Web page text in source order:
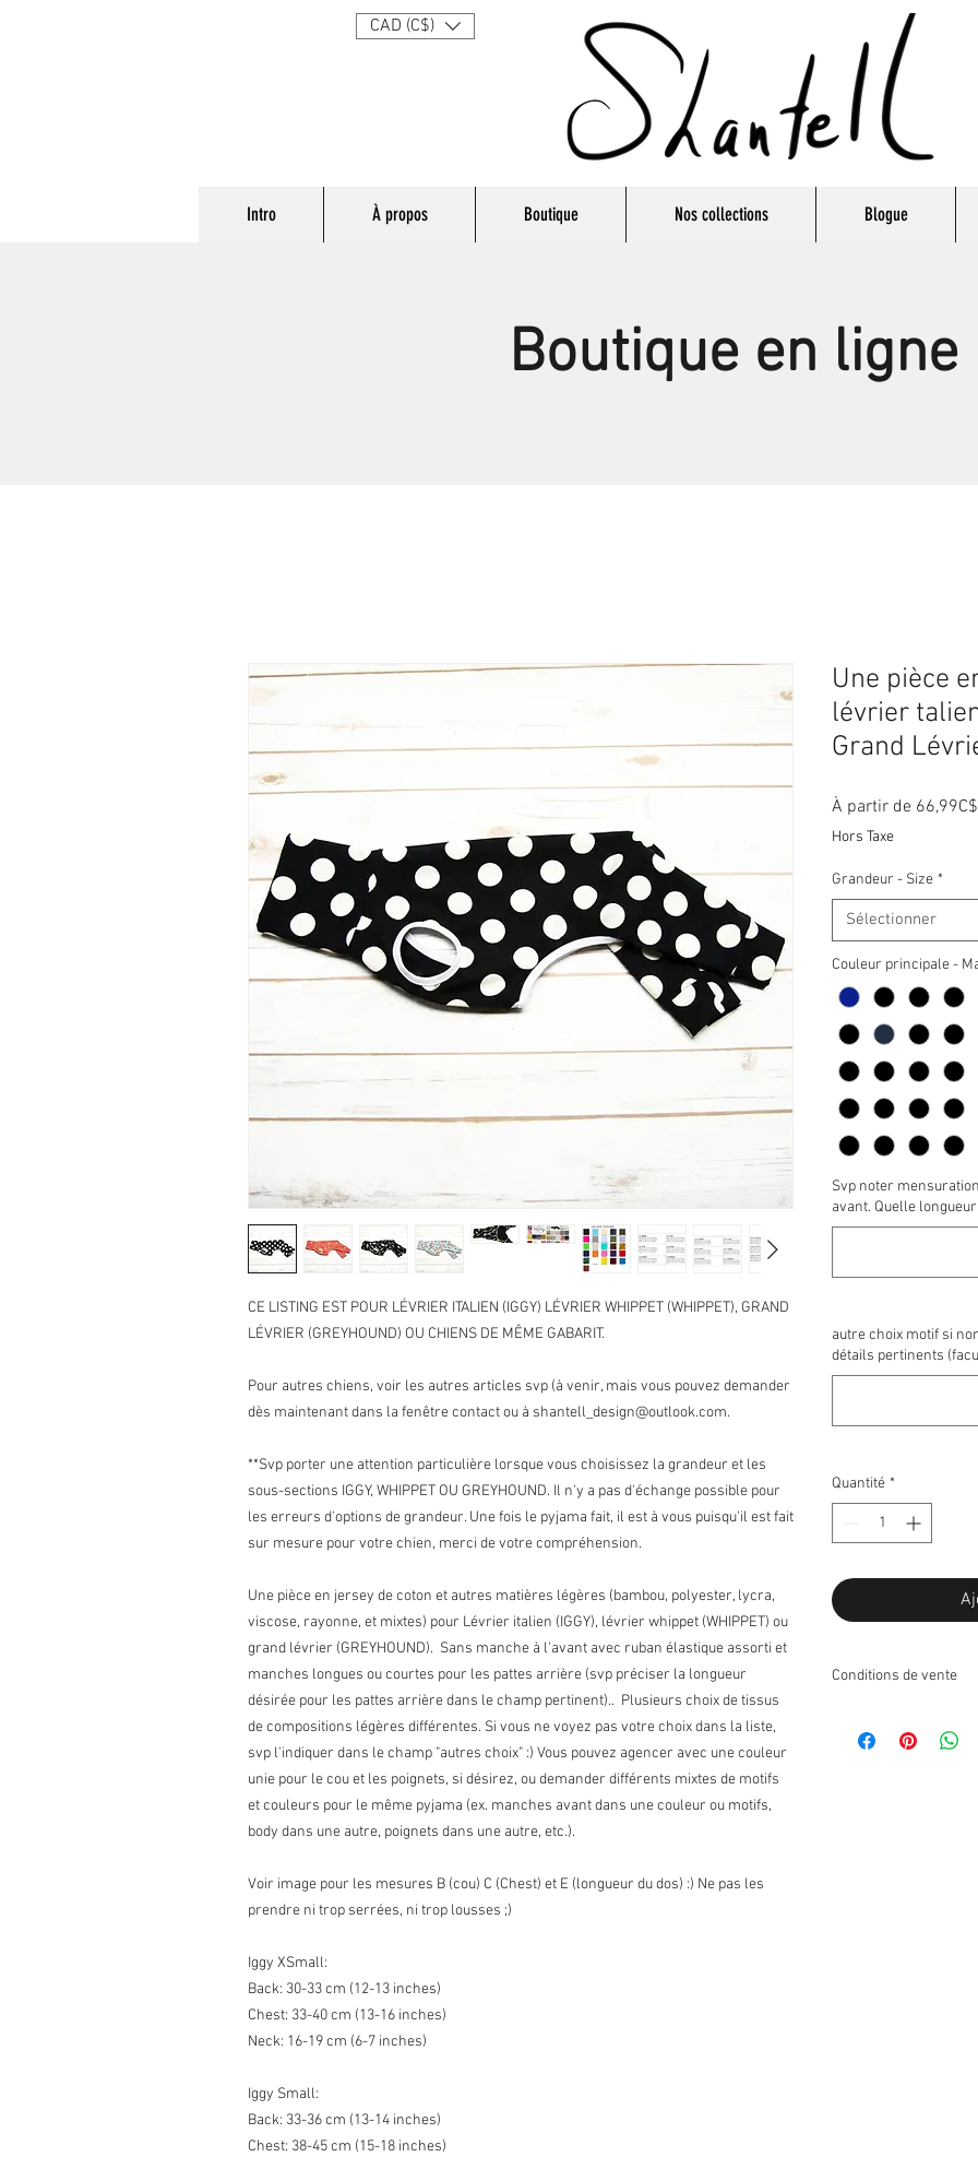
CAD (C$)
Intro À propos Boutique Nos collections Blogue
Boutique en ligne
CE LISTING EST POUR LÉVRIER ITALIEN (IGGY) LÉVRIER WHIPPET (WHIPPET), GRAND
LÉVRIER (GREYHOUND) OU CHIENS DE MÊME GABARIT.
Pour autres chiens, voir les autres articles svp (à venir, mais vous pouvez demander
dès maintenant dans la fenêtre contact ou à shantell_design@outlook.com.
**Svp porter une attention particulière lorsque vous choisissez la grandeur et les
sous-sections IGGY, WHIPPET OU GREYHOUND. Il n'y a pas d'échange possible pour
les erreurs d'options de grandeur. Une fois le pyjama fait, il est à vous puisqu'il est fait
sur mesure pour votre chien, merci de votre compréhension.
Une pièce en jersey de coton et autres matières légères (bambou, polyester, lycra,
viscose, rayonne, et mixtes) pour Lévrier italien (IGGY), lévrier whippet (WHIPPET) ou
grand lévrier (GREYHOUND). Sans manche à l'avant avec ruban élastique assorti et
manches longues ou courtes pour les pattes arrière (svp préciser la longueur
désirée pour les pattes arrière dans le champ pertinent).. Plusieurs choix de tissus
de compositions légères différentes. Si vous ne voyez pas votre choix dans la liste,
svp l'indiquer dans le champ "autres choix" :) Vous pouvez agencer avec une couleur
unie pour le cou et les poignets, si désirez, ou demander différents mixtes de motifs
et couleurs pour le même pyjama (ex. manches avant dans une couleur ou motifs,
body dans une autre, poignets dans une autre, etc.).
Voir image pour les mesures B (cou) C (Chest) et E (longueur du dos) :) Ne pas les
prendre ni trop serrées, ni trop lousses ;)
Iggy XSmall:
Back: 30-33 cm (12-13 inches)
Chest: 33-40 cm (13-16 inches)
Neck: 16-19 cm (6-7 inches)
Iggy Small:
Back: 33-36 cm (13-14 inches)
Chest: 38-45 cm (15-18 inches)
Une pièce
lévrier
Grand
À partir de 66,99C$
Hors Taxe
Grandeur - Size *
Sélectionner
Couleur principale -
Svp noter
avant. Quelle
autre choix motif si
détails pertinents
Quantité *
Conditions de vente
Je n'accepte pas les